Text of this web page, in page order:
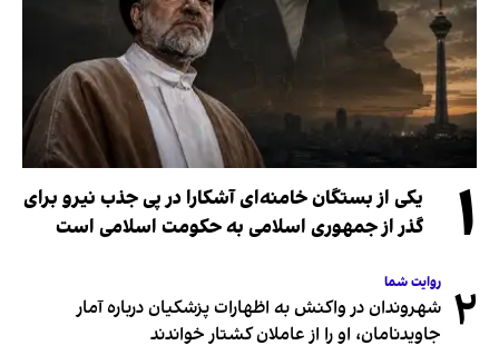
۱
یکی از بستگان خامنه‌ای آشکارا در پی جذب نیرو برای
گذر از جمهوری اسلامی به حکومت اسلامی است
۲ روایت شما
شهروندان در واکنش به اظهارات پزشکیان درباره آمار
جاویدنامان، او را از عاملان کشتار خواندند